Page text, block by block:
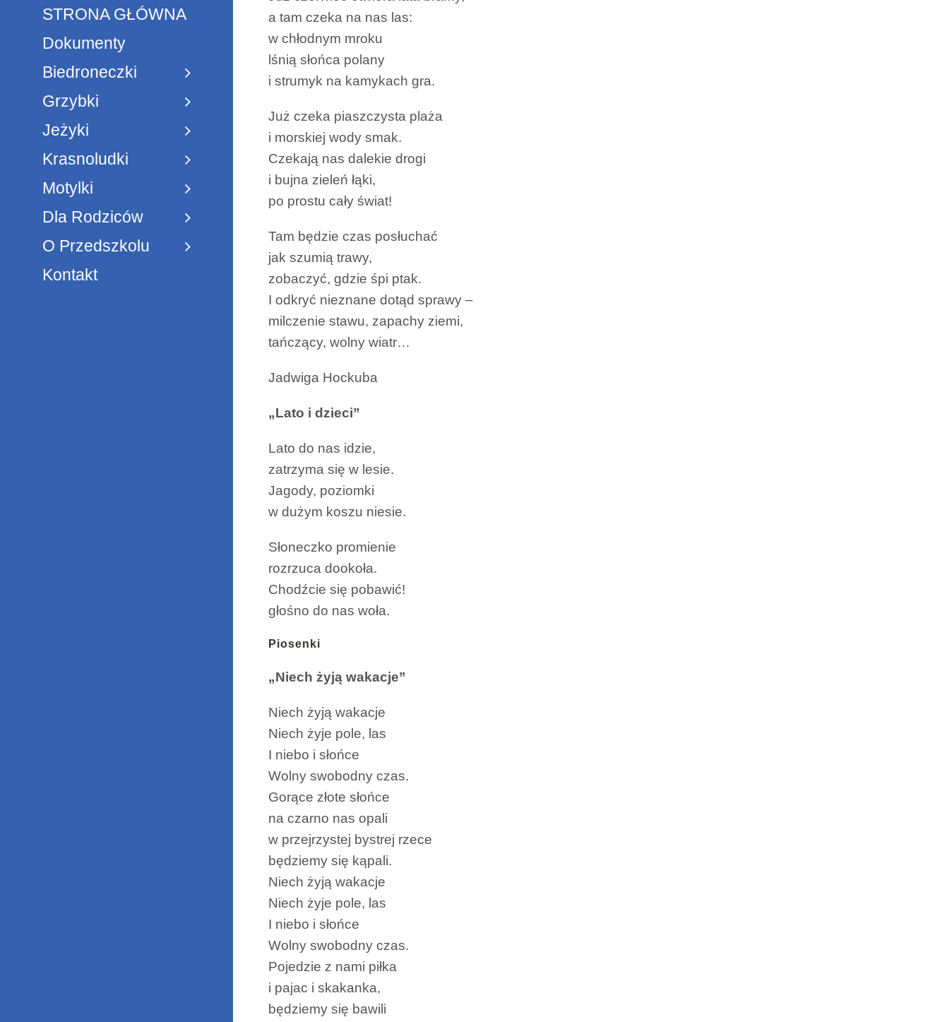
STRONA GŁÓWNA
Dokumenty
Biedroneczki
Grzybki
Jeżyki
Krasnoludki
Motylki
Dla Rodziców
O Przedszkolu
Kontakt
a tam czeka na nas las:
w chłodnym mroku
lśnią słońca polany
i strumyk na kamykach gra.
Już czeka piaszczysta plaża
i morskiej wody smak.
Czekają nas dalekie drogi
i bujna zieleń łąki,
po prostu cały świat!
Tam będzie czas posłuchać
jak szumią trawy,
zobaczyć, gdzie śpi ptak.
I odkryć nieznane dotąd sprawy –
milczenie stawu, zapachy ziemi,
tańczący, wolny wiatr…
Jadwiga Hockuba
„Lato i dzieci”
Lato do nas idzie,
zatrzyma się w lesie.
Jagody, poziomki
w dużym koszu niesie.
Słoneczko promienie
rozrzuca dookoła.
Chodźcie się pobawić!
głośno do nas woła.
Piosenki
„Niech żyją wakacje”
Niech żyją wakacje
Niech żyje pole, las
I niebo i słońce
Wolny swobodny czas.
Gorące złote słońce
na czarno nas opali
w przejrzystej bystrej rzece
będziemy się kąpali.
Niech żyją wakacje
Niech żyje pole, las
I niebo i słońce
Wolny swobodny czas.
Pojedzie z nami piłka
i pajac i skakanka,
będziemy się bawili